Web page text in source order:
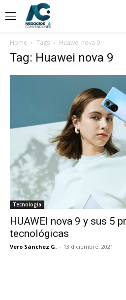
Home Tags Huawei nova 9
Tag: Huawei nova 9
Tecnología
HUAWEI nova 9 y sus 5
tecnológicas
Vero Sánchez G. - 13 diciembre, 2021